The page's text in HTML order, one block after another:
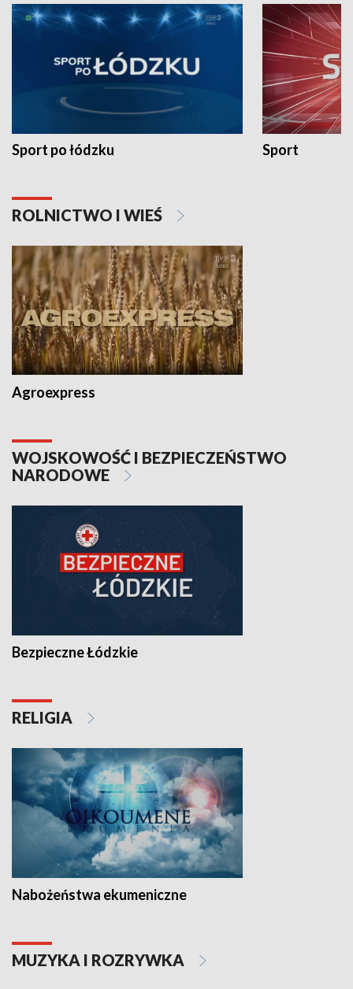
Sport po łódzku Sport
ROLNICTWO I WIEŚ
Agroexpress
WOJSKOWOŚĆ I BEZPIECZEŃSTWO
NARODOWE
Bezpieczne Łódzkie
RELIGIA
Nabożeństwa ekumeniczne
MUZYKA I ROZRYWKA